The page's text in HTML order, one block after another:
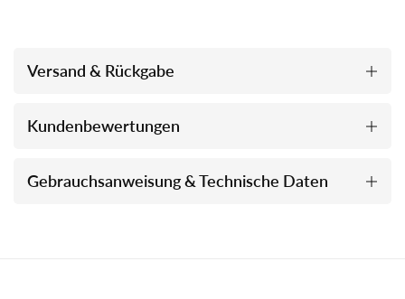
Versand & Rückgabe
Kundenbewertungen
Gebrauchsanweisung & Technische Daten